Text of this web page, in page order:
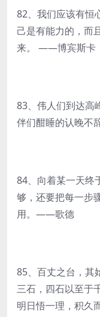
82、我们应该有恒
己是有能力的，而
来。 ——博宾斯卡
83、伟人们到达高
伴们酣睡的认晚
84、向着某一天终
够，还要把每一步
用。——歌德
85、百丈之台，其
三石，四石以至于
明日悟一理，积